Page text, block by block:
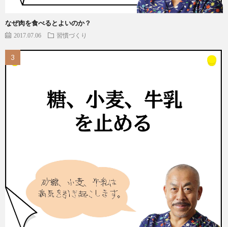
なぜ肉を食べるとよいのか？
2017.07.06 習慣づくり